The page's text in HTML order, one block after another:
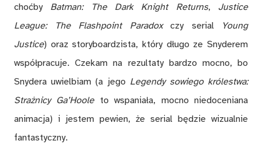
choćby Batman: The Dark Knight Returns, Justice
League: The Flashpoint Paradoxczy serial
Young
Justice) oraz storyboardzista, który długo ze Snyderem
współpracuje. Czekam na rezultaty bardzo mocno, bo
Snydera uwielbiam (a jego Legendy sowiego królestwa:
Strażnicy Ga’Hooleto wspaniała, mocno niedoceniana
animacja) i jestem pewien, że serial będzie wizualnie
fantastyczny.